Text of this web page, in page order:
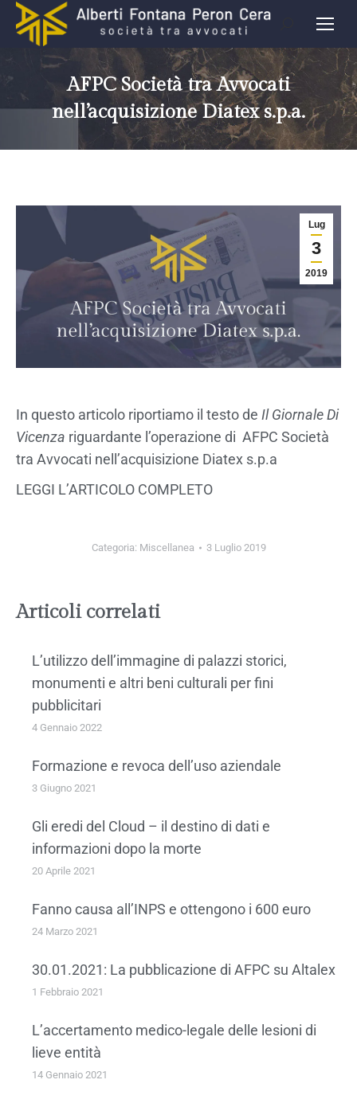
AFPC Società tra Avvocati
nell’acquisizione Diatex s.p.a.
Lug
3
2019
In questo articolo riportiamo il testo de Il Giornale Di
Vicenza riguardante l’operazione di AFPC Società
tra Avvocati nell’acquisizione Diatex s.p.a
LEGGI L’ARTICOLO COMPLETO
Categoria: Miscellanea 3 Luglio 2019
Articoli correlati
L’utilizzo dell’immagine di palazzi storici,
monumenti e altri beni culturali per fini
pubblicitari
4 Gennaio 2022
Formazione e revoca dell’uso aziendale
3 Giugno 2021
Gli eredi del Cloud – il destino di dati e
informazioni dopo la morte
20 Aprile 2021
Fanno causa all’INPS e ottengono i 600 euro
24 Marzo 2021
30.01.2021: La pubblicazione di AFPC su Altalex
1 Febbraio 2021
L’accertamento medico-legale delle lesioni di
lieve entità
14 Gennaio 2021